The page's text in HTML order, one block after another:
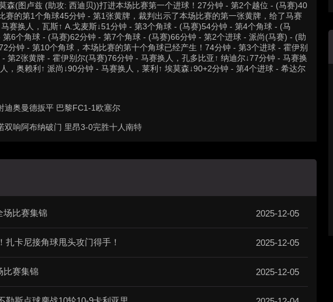
森(图卢兹 (助攻: 西迪贝))打进本场比赛第一个进球！27分钟 - 第2个越位 - (马赛)40
赛的第1个角球45分钟 - 第1张黄牌，裁判出示了本场比赛的第一张黄牌，给了马赛
赛换人，瓦斯↑ A.戈麦斯↓51分钟 - 第3个角球 - (马赛)54分钟 - 第4个角球 - (马
6个角球 - (马赛)62分钟 - 第7个角球 - (马赛)66分钟 - 第2个进球 - 派尚(马赛) - (助
分钟 - 第10个角球，本场比赛的第十个角球已经产生！74分钟 - 第3个进球 - 霍伊别
第2张黄牌 - 霍伊别尔(马赛)76分钟 - 马赛换人，孔多比亚↑ 纳迪尔↓77分钟 - 马赛换
，奥赖利↑ 派尚↓90分钟 - 马赛换人，莱利↑ 埃莫森↓90+2分钟 - 第4个进球 - 希达尔
迪奥曼德扳平 巴黎FC1-1欧塞尔
双响阿布纳破门 里昂3-0完胜十人南特
场比赛集锦 2025-12-05
扎卡尼接角球甩头攻门得手！ 2025-12-05
比赛集锦 2025-12-05